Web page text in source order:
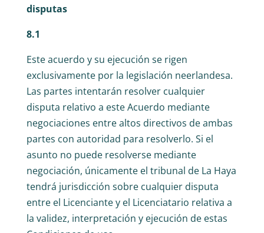
disputas
8.1
Este acuerdo y su ejecución se rigen
exclusivamente por la legislación neerlandesa.
Las partes intentarán resolver cualquier
disputa relativo a este Acuerdo mediante
negociaciones entre altos directivos de ambas
partes con autoridad para resolverlo. Si el
asunto no puede resolverse mediante
negociación, únicamente el tribunal de La Haya
tendrá jurisdicción sobre cualquier disputa
entre el Licenciante y el Licenciatario relativa a
la validez, interpretación y ejecución de estas